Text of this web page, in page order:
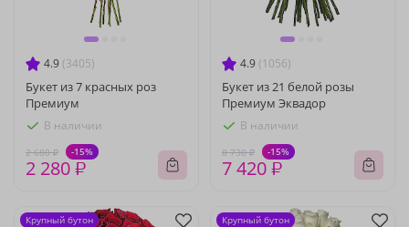
4.9 (3405)
Букет из 7 красных роз
Премиум
В наличии
2 680 ₽ -15%
2 280 ₽
4.9 (1056)
Букет из 21 белой розы
Премиум Эквадор
В наличии
8 730 ₽ -15%
7 420 ₽
Крупный бутон Крупный бутон